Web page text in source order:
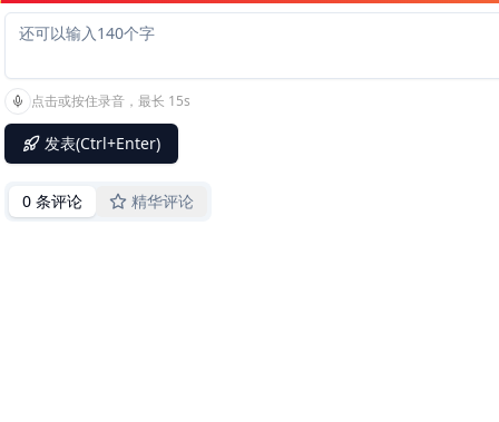
点击或按住录音，最长 15s
发表(Ctrl+Enter)
0 条评论 精华评论